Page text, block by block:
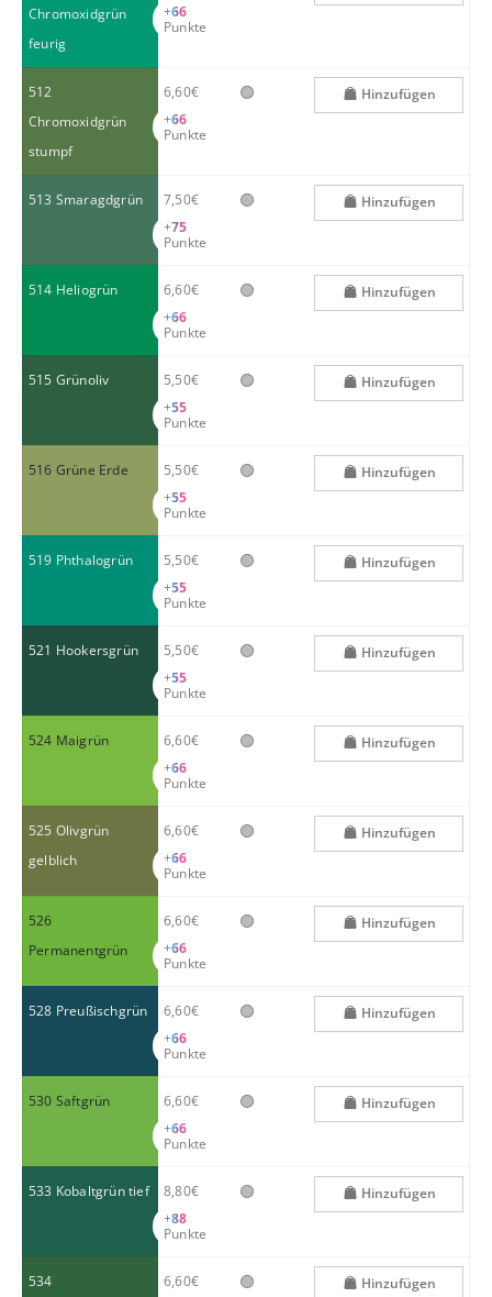
Chromoxidgrün
feurig
+66
Punkte
512
Chromoxidgrün
stumpf
6,60€
+66
Punkte
🟢 Hinzufügen
513 Smaragdgrün
7,50€
+75
Punkte
🟢 Hinzufügen
514 Heliogrün
6,60€
+66
Punkte
🟢 Hinzufügen
515 Grünoliv
5,50€
+55
Punkte
🟢 Hinzufügen
516 Grüne Erde
5,50€
+55
Punkte
🟢 Hinzufügen
519 Phthalogrün
5,50€
+55
Punkte
🟢 Hinzufügen
521 Hookersgrün
5,50€
+55
Punkte
🟢 Hinzufügen
524 Maigrün
6,60€
+66
Punkte
🟢 Hinzufügen
525 Olivgrün
gelblich
6,60€
+66
Punkte
🟢 Hinzufügen
526
Permanentgrün
6,60€
+66
Punkte
🟢 Hinzufügen
528 Preußischgrün
6,60€
+66
Punkte
🟢 Hinzufügen
530 Saftgrün
6,60€
+66
Punkte
🟢 Hinzufügen
533 Kobaltgrün tief
8,80€
+88
Punkte
🟢 Hinzufügen
534
6,60€
🟢 Hinzufügen